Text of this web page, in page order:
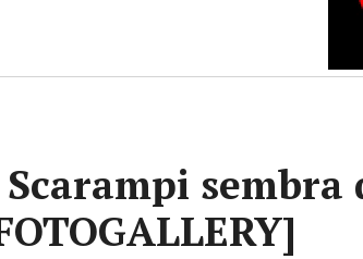
sembra